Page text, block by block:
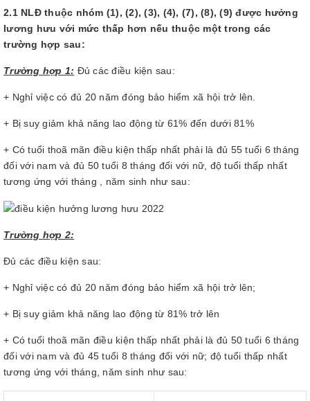
2.1 NLĐ thuộc nhóm (1), (2), (3), (4), (7), (8), (9) được hưởng
lương hưu với mức thấp hơn nếu thuộc một trong các
trường hợp sau:
Trường hợp 1: Đủ các điều kiện sau:
+ Nghỉ việc có đủ 20 năm đóng bảo hiểm xã hội trở lên.
+ Bị suy giảm khả năng lao động từ 61% đến dưới 81%
+ Có tuổi thoã mãn điều kiện thấp nhất phải là đủ 55 tuổi 6 tháng
đối với nam và đủ 50 tuổi 8 tháng đối với nữ, độ tuổi thấp nhất
tương ứng với tháng , năm sinh như sau:
Trường hợp 2:
Đủ các điều kiện sau:
+ Nghỉ việc có đủ 20 năm đóng bảo hiểm xã hội trở lên;
+ Bị suy giảm khả năng lao động từ 81% trở lên
+ Có tuổi thoã mãn điều kiện thấp nhất phải là đủ 50 tuổi 6 tháng
đối với nam và đủ 45 tuổi 8 tháng đối với nữ; độ tuổi thấp nhất
tương ứng với tháng, năm sinh như sau: